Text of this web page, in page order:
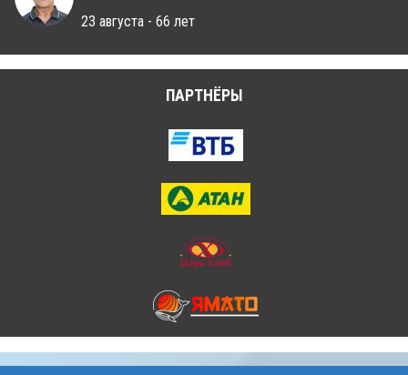
23 августа - 66 лет
ПАРТНЁРЫ